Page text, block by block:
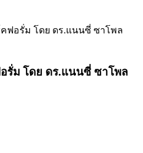
รั่ม โดย ดร.แนนซี่ ซาโพล